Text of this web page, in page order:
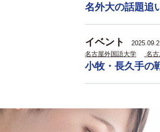
名外大の話題
イベント
名古屋外国語大学
名
小牧・長久手